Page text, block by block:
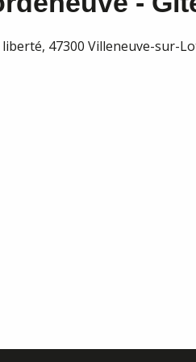
liberté, 47300 Villeneuve-sur-